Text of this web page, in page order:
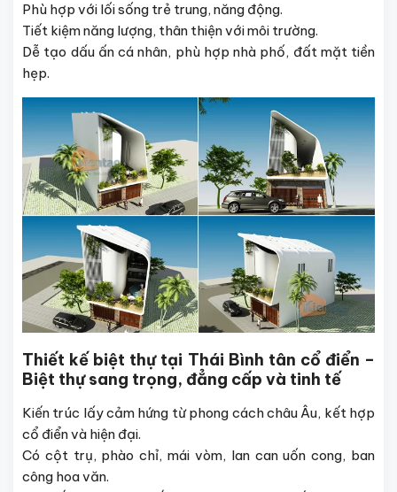
Phù hợp với lối sống trẻ trung, năng động.
Tiết kiệm năng lượng, thân thiện với môi trường.
Dễ tạo dấu ấn cá nhân, phù hợp nhà phố, đất mặt tiền
hẹp.
Thiết kế biệt thự tại Thái Bình tân cổ điển –
Biệt thự sang trọng, đẳng cấp và tinh tế
Kiến trúc lấy cảm hứng từ phong cách châu Âu, kết hợp
cổ điển và hiện đại.
Có cột trụ, phào chỉ, mái vòm, lan can uốn cong, ban
công hoa văn.